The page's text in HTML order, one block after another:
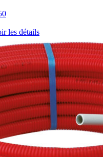
les détails